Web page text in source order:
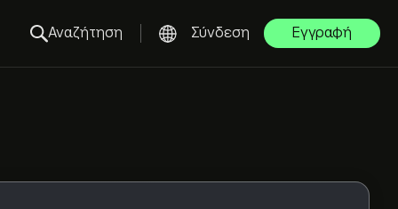
Αναζήτηση Σύνδεση Εγγραφή